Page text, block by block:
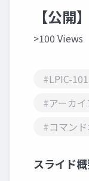
【公
>100 Views
#LPIC-101
#アーカイ
#コマン
スライド